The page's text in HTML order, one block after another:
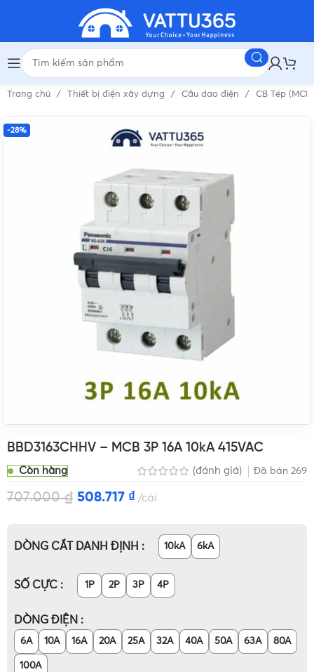
Trang chủ Thiết bị điện xây dựng Cầu dao điện CB Tép
-28%
BBD3163CHHV – MCB 3P 16A 10kA 415VAC
Còn hàng (đánh giá) Đã bán 269
707.000₫ 508.717 ₫ cái
DÒNG CẮT DANH ĐỊNH 10kA 6kA
SỐ CỰC 1P 2P 3P 4P
DÒNG ĐIỆN
6A 10A 16A 20A 25A 32A 40A 50A 63A 80A
100A